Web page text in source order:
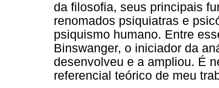
da filosofia, seus principais
renomados psiquiatras e
psiquismo humano. Entre
Binswanger, o iniciador da
desenvolveu e a ampliou. É
referencial teórico de meu